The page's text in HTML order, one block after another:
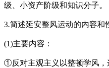
级、小资产阶级和知识分子。
3.简述延安整风运动的内容和
(1)主要内容：
①反对主观主义以整顿学风